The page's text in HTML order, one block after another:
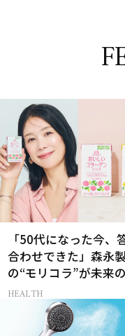
「50代になった今、
合わせできた」森永
の“モリコラ”が未来
レイを連れてくる！
HEALTH